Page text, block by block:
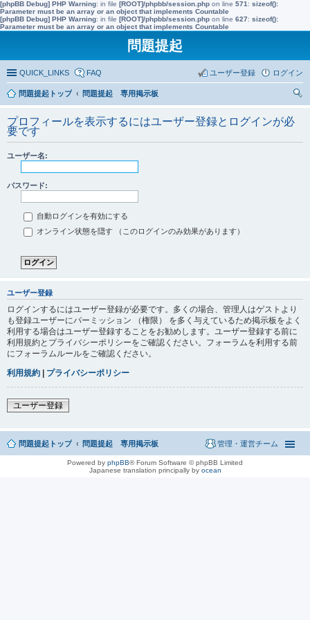
[phpBB Debug] PHP Warning: in file [ROOT]/phpbb/session.php on line 571 : sizeof():
Parameter must be an array or an object that implements Countable
[phpBB Debug] PHP Warning: in file [ROOT]/phpbb/session.php on line 627: sizeof():
Parameter must be an array or an object that implements Countable
問題提起
QUICK_LINKS FAQ ログイン
ユーザー登録
問題提起トップ
問題提起 専用掲示板
プロフィールを表示するにはユーザー登録とログインが必
要です
ユーザー名:
パスワード:
自動ログインを有効にする
オンライン状態を隠す （このログインのみ効果があります）
ユーザー登録
ログインするにはユーザー登録が必要です。多くの場合、管理人はゲストより
も登録ユーザーにパーミッション （権限） を多く与えているため掲示板をよく
利用する場合はユーザー登録することをお勧めします。ユーザー登録する前に
利用規約とプライバシーポリシーをご確認ください。フォーラムを利用する前
にフォーラムルールをご確認ください。
利用規約 | プライバシーポリシー
ユーザー登録
問題提起トップ 問題提起 専用掲示板 管理・運営チーム
Powered by phpBB® Forum Software © phpBB Limited
Japanese translation principally by ocean